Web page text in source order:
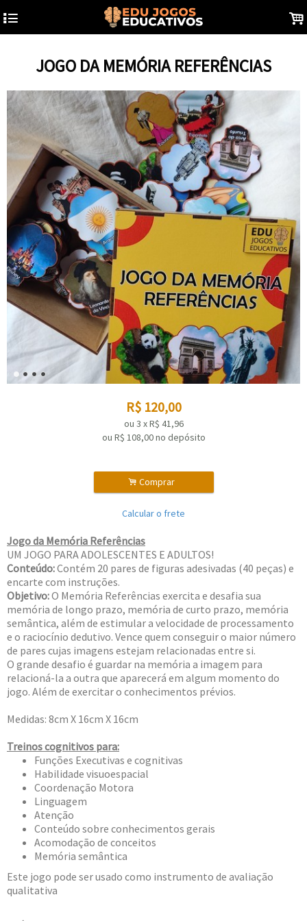
4 .
JOGO DA MEMÓRIA REFERÊNCIAS
R$ 120,00
ou 3 xR$ 41,96
ou R$ 108,00no depósito
. Comprar
Calcular o frete
Jogo da Memória Referências
UM JOGO PARA ADOLESCENTES E ADULTOS!
Conteúdo:Contém 20 pares de figuras adesivadas (40 peças) e
encarte com instruções.
Objetivo:O Memória Referências exercita e desafia sua
memória de longo prazo, memória de curto prazo, memória
semântica, além de estimular a velocidade de processamento
e o raciocínio dedutivo. Vence quem conseguir o maior número
de pares cujas imagens estejam relacionadas entre si.
O grande desafio é guardar na memória a imagem para
relacioná-la a outra que aparecerá em algum momento do
jogo. Além de exercitar o conhecimentos prévios.
Medidas: 8cm X 16cm X 16cm
Treinos cognitivos para:
Funções Executivas e cognitivas
Habilidade visuoespacial
Coordenação Motora
Linguagem
Atenção
Conteúdo sobre conhecimentos gerais
Acomodação de conceitos
Memória semântica
Este jogo pode ser usado como instrumento de avaliação
qualitativa